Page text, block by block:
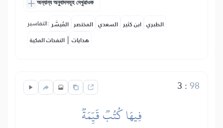
অন্যান্য অনুবাদসমূহ দেখুৱাওক
التفاسير: المُيسَّر المختصر السعدي ابن كثير الطبري
النفحات المكية | هدايات
3 :98
فِيهَا كُتُبٞ قَيِّمَةٞ